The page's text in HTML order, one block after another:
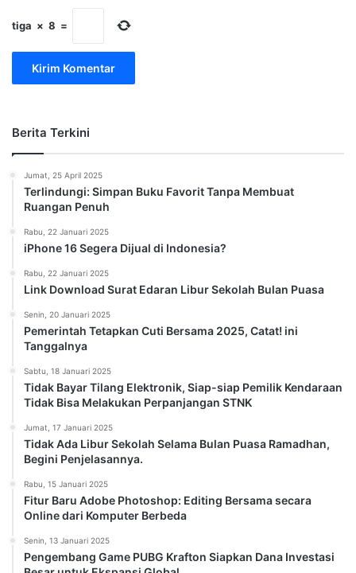
tiga × 8 =
Berita Terkini
Jumat, 25 April 2025
Terlindungi: Simpan Buku Favorit Tanpa Membuat
Ruangan Penuh
Rabu, 22 Januari 2025
iPhone 16 Segera Dijual di Indonesia?
Rabu, 22 Januari 2025
Link Download Surat Edaran Libur Sekolah Bulan Puasa
Senin, 20 Januari 2025
Pemerintah Tetapkan Cuti Bersama 2025, Catat! ini
Tanggalnya
Sabtu, 18 Januari 2025
Tidak Bayar Tilang Elektronik, Siap-siap Pemilik Kendaraan
Tidak Bisa Melakukan Perpanjangan STNK
Jumat, 17 Januari 2025
Tidak Ada Libur Sekolah Selama Bulan Puasa Ramadhan,
Begini Penjelasannya.
Rabu, 15 Januari 2025
Fitur Baru Adobe Photoshop: Editing Bersama secara
Online dari Komputer Berbeda
Senin, 13 Januari 2025
Pengembang Game PUBG Krafton Siapkan Dana Investasi